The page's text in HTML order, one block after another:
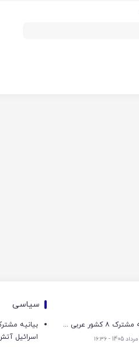
بیانیه مشترک ۸ کشور عربی و اسلامی: تجاوزات اسرائیل آتش‌بس غزه را تضعیف می‌کند
سیاسی
اسرائیل